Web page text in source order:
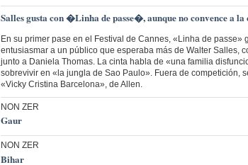
Salles gusta con �Linha de passe�, aunque no convence a
En su primer pase en el Festival de Cannes, «Linha de passe»
entusiasmar a un público que esperaba más de Walter Salles,
junto a Daniela Thomas. La cinta habla de «una familia
sobrevivir en «la jungla de Sao Paulo». Fuera de competición,
«Vicky Cristina Barcelona», de Allen.
NON ZER
Gaur
NON ZER
Bihar